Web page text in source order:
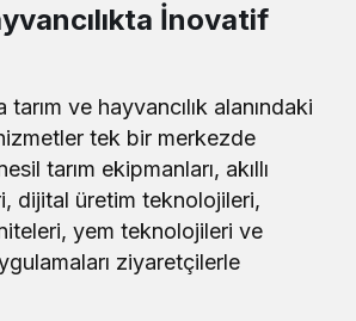
İnovatif
tarım ve hayvancılık alanındaki
tek bir merkezde
tarım ekipmanları, akıllı
dijital üretim teknolojileri,
yem teknolojileri ve
ziyaretçilerle